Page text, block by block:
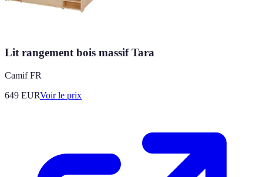
Lit rangement bois massif Tara
Camif FR
649 EURVoir le prix